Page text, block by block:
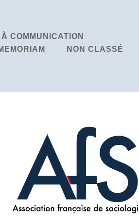
COMMUNICATION
NON CLASSÉ